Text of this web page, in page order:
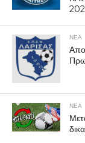
ΝΕΑ
ΝΕΑ